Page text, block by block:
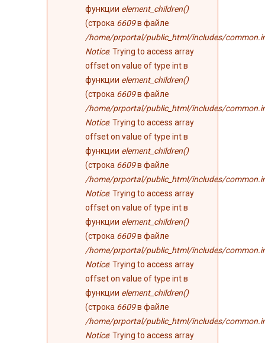
функции element_children()
(строка 6609в файле
/home/prportal/public_html/includes/
Notice: Trying to access array
offset on value of type int в
функции element_children()
(строка 6609в файле
/home/prportal/public_html/includes/
Notice: Trying to access array
offset on value of type int в
функции element_children()
(строка 6609в файле
/home/prportal/public_html/includes/
Notice: Trying to access array
offset on value of type int в
функции element_children()
(строка 6609в файле
/home/prportal/public_html/includes/
Notice: Trying to access array
offset on value of type int в
функции element_children()
(строка 6609в файле
/home/prportal/public_html/includes/
Notice: Trying to access array